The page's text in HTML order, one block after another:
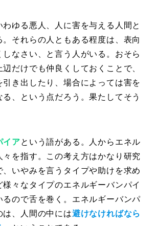
わゆる悪人、人に害を与える人間と
。それらの人ともある程度は、表向
しなさい、と言う人がいる。おそら
辺だけでも仲良くしておくことで、
き出したり、場合によっては害を
、という点だろう。果たしてそう
イアという語がある。人からエネル
々を指す。この考え方はかなり研究
、いやみを言うタイプや助けを求め
々なタイプのエネルギーバンパイ
るので舌を巻く。エネルギーバンパ
は、人間の中には避けなければなら